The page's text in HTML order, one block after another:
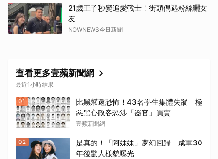
21歲王子秒變追愛戰士！街頭偶遇粉絲曬女
友
NOWNEWS今日新聞
查看更多壹蘋新聞網
最近1小時結果
01
比黑幫還恐怖！43名學生集體失蹤 極
惡黑心政客恐涉「器官」買賣
壹蘋新聞網
02
是真的！「阿妹妹」夢幻回歸 成軍30
年後驚人樣貌曝光